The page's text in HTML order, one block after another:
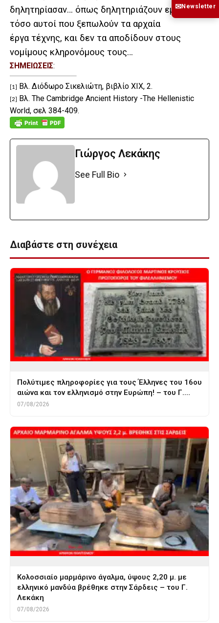
δηλητηρίασαν… όπως δηλητηριάζουν εμάς κάθε
τόσο αυτοί που ξεπωλούν τα αρχαία
έργα τέχνης, και δεν τα αποδίδουν στους
νομίμους κληρονόμους τους…
ΣΗΜΕΙΩΣΕΙΣ:
[1] Βλ. Διόδωρο Σικελιώτη, βιβλίο ΧΙΧ, 2.
[2] Βλ. The Cambridge Ancient History -The Hellenistic
World, σελ 384-409.
Γιώργος Λεκάκης
See Full Bio
Διαβάστε στη συνέχεια
Πολύτιμες πληροφορίες για τους Έλληνες του 16ου
αιώνα και τον ελληνισμό στην Ευρώπη! – του Γ.…
07/08/2026
Κολοσσιαίο μαρμάρινο άγαλμα, ύψους 2,20 μ. με
ελληνικό μανδύα βρέθηκε στην Σάρδεις – του Γ.
Λεκάκη
07/08/2026
✉Newsletter